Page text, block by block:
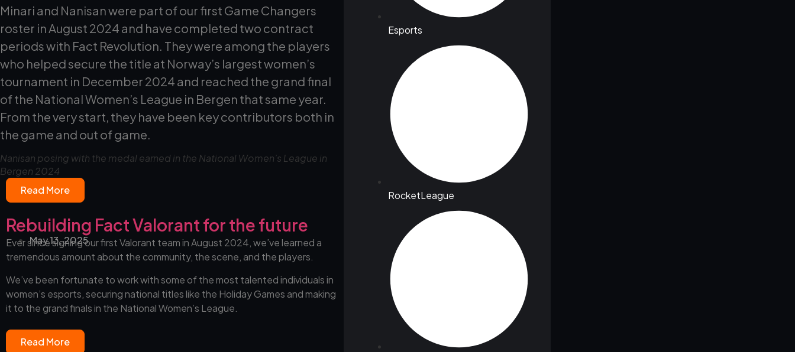
Minari and Nanisan were part of our first Game Changers
roster in August 2024 and have completed two contract
periods with Fact Revolution. They were among the players
who helped secure the title at Norway’s largest women’s
tournament in December 2024 and reached the grand final
of the National Women’s League in Bergen that same year.
From the very start, they have been key contributors both in
the game and out of game.
Nanisan posing with the medal earned in the National Women’s League in
Bergen 2024
Read More
Rebuilding Fact Valorant for the future
May 13, 2025
Ever since signing our first Valorant team in August 2024, we’ve learned a
tremendous amount about the community, the scene, and the players.
We’ve been fortunate to work with some of the most talented individuals in
women’s esports, securing national titles like the Holiday Games and making
it to the grand finals in the National Women’s League.
Read More
Esports
RocketLeague